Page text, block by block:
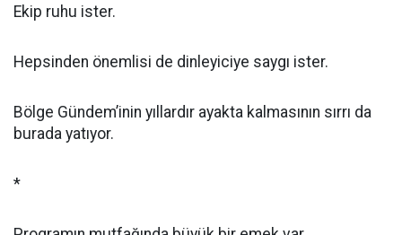
Ekip ruhu ister.
Hepsinden önemlisi de dinleyiciye saygı ister.
Bölge Gündem’inin yıllardır ayakta kalmasının sırrı da
burada yatıyor.
*